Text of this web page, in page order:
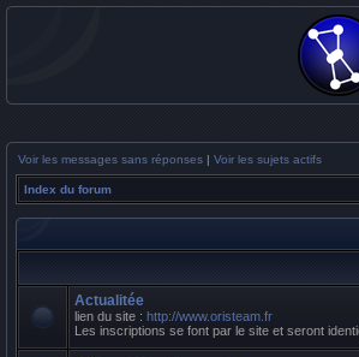
Voir les messages sans réponses | Voir les sujets actifs
Index du forum
Actualitée
lien du site : http://www.oristeam.fr
Les inscriptions se font par le site et seront